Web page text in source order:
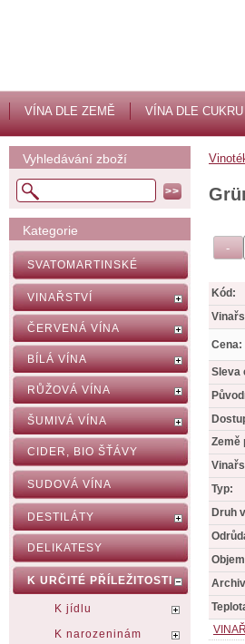
VÍNA DLE ZEMĚ VÍNA DLE CUKRU
Kód:
Cena:
Sleva
Země
Typ:
Druh
Vyhledávání zboží
Kategorie
SVATOMARTINSKÉ
VINAŘSTVÍ
ČERVENÁ VÍNA
BÍLÁ VÍNA
RŮŽOVÁ VÍNA
ŠUMIVÁ VÍNA
CIDER, BIO ŠŤÁVY
SUDOVÁ VÍNA
DESTILÁTY
DELIKATESY
K URČITÉ PŘÍLEŽITOSTI
K jídlu
K narozeninám